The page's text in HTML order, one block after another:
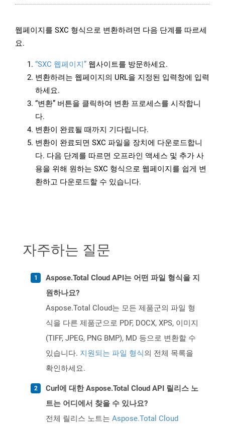
웹페이지를 SXC 형식으로 변환하려면 다음 단계를 따르세
요.
“SXC 웹페이지” 웹사이트를 방문하세요.
변환하려는 웹페이지의 URL을 지정된 입력창에 입력
하세요.
“변환” 버튼을 클릭하여 변환 프로세스를 시작합니
다.
변환이 완료될 때까지 기다립니다.
변환이 완료되면 SXC 파일을 장치에 다운로드합니
다. 다음 단계를 따르면 오프라인 액세스 및 추가 사
용을 위해 원하는 SXC 형식으로 웹페이지를 쉽게 변
환하고 다운로드할 수 있습니다.
자주하는 질문
Aspose.Total Cloud API는 어떤 파일 형식을 지
원하나요?
Aspose.Total Cloud는 모든 제품군의 파일 형
식을 다른 제품군으로 PDF, DOCX, XPS, 이미지
(TIFF, JPEG, PNG BMP), MD 등으로 변환할 수
있습니다. 지원되는 파일 형식의 전체 목록을
확인하세요.
Curl에 대한 Aspose.Total Cloud API 릴리스 노
트는 어디에서 찾을 수 있나요?
전체 릴리스 노트는 Aspose.Total Cloud